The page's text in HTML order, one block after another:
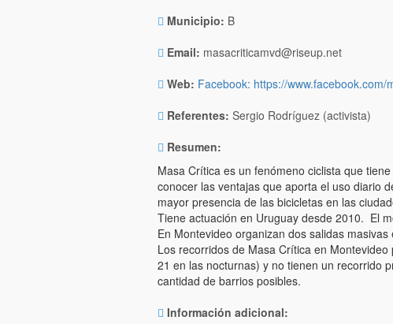
Municipio: B
Email: masacriticamvd@riseup.net
Web: Facebook: https://www.facebook.com/
Referentes: Sergio Rodríguez (activista)
Resumen:
Masa Crítica es un fenómeno ciclista que
conocer las ventajas que aporta el uso diario
mayor presencia de las bicicletas en las
Tiene actuación en Uruguay desde 2010. El
En Montevideo organizan dos salidas
Los recorridos de Masa Crítica en
21 en las nocturnas) y no tienen un recorrido
cantidad de barrios posibles.
Información adicional: